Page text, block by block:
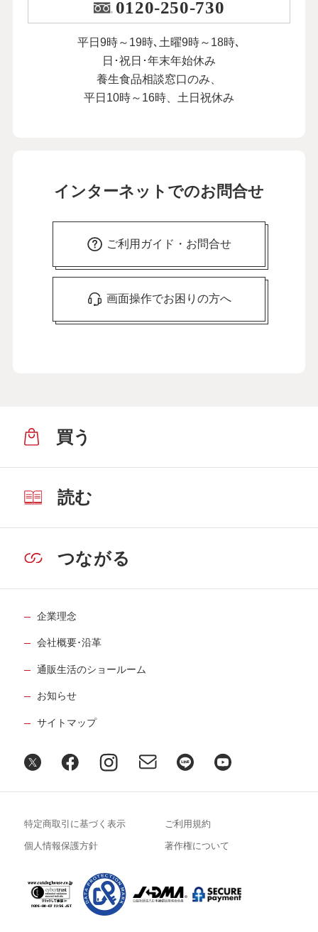
0120-250-730
平日9時～19時､土曜9時～18時､
日･祝日･年末年始休み
養生食品相談窓口のみ、
平日10時～16時、土日祝休み
インターネットでのお問合せ
ご利用ガイド・お問合せ
画面操作でお困りの方へ
買う
読む
つながる
企業理念
会社概要･沿革
通販生活のショールーム
お知らせ
サイトマップ
特定商取引に基づく表示 ご利用規約
個人情報保護方針 著作権について